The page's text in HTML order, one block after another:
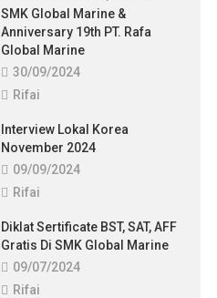
SMK Global Marine &
Anniversary 19th PT. Rafa
Global Marine
30/09/2024
Rifai
Interview Lokal Korea
November 2024
09/09/2024
Rifai
Diklat Sertificate BST, SAT, AFF
Gratis Di SMK Global Marine
09/07/2024
Rifai